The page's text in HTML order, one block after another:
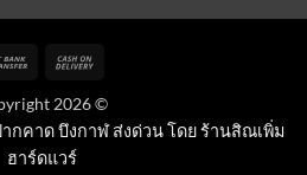
Bank
Delivery
2026 ©
กคาด บึงกาฬ ส่งด่วน โดย ร้านสิณเพิ่ม
ฮาร์ดแวร์